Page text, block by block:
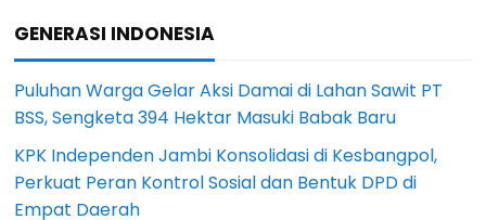
GENERASI INDONESIA
Puluhan Warga Gelar Aksi Damai di Lahan Sawit PT
BSS, Sengketa 394 Hektar Masuki Babak Baru
KPK Independen Jambi Konsolidasi di Kesbangpol,
Perkuat Peran Kontrol Sosial dan Bentuk DPD di
Empat Daerah